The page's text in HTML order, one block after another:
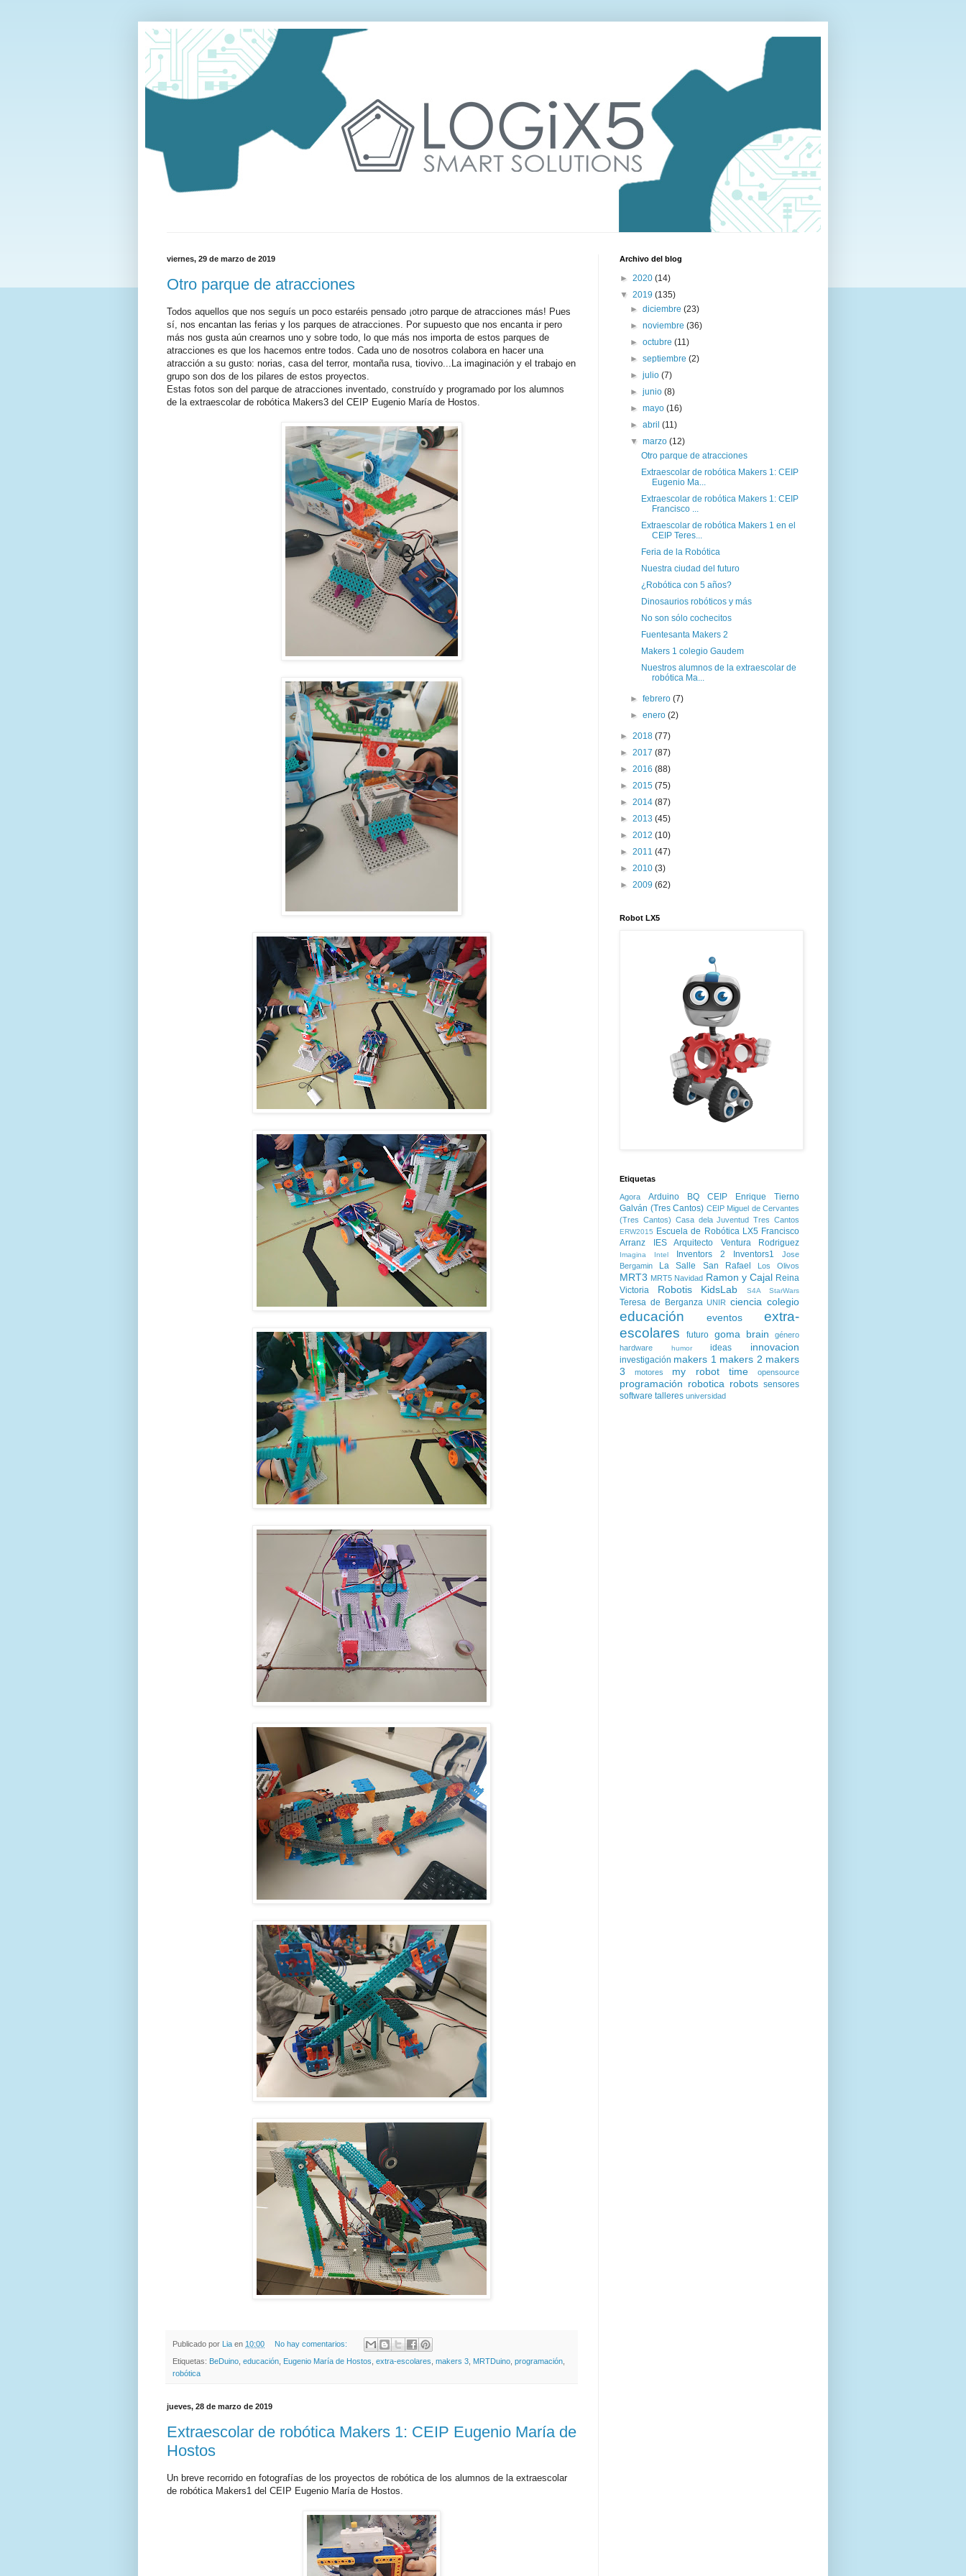
viernes, 29 de marzo de 2019
Otro parque de atracciones
Todos aquellos que nos seguís un poco estaréis pensado ¡otro parque de atracciones más! Pues
sí, nos encantan las ferias y los parques de atracciones. Por supuesto que nos encanta ir pero
más nos gusta aún crearnos uno y sobre todo, lo que más nos importa de estos parques de
atracciones es que los hacemos entre todos. Cada uno de nosotros colabora en hacer una
atracción a su gusto: norias, casa del terror, montaña rusa, tiovivo...La imaginación y el trabajo en
grupo son dos de los pilares de estos proyectos.
Estas fotos son del parque de atracciones inventado, construído y programado por los alumnos
de la extraescolar de robótica Makers3 del CEIP Eugenio María de Hostos.
Publicado por Lia en 10:00 No hay comentarios:
Etiquetas: BeDuino educación Eugenio María de Hostos extra-escolares makers 3 MRTDuino programación
robótica
jueves, 28 de marzo de 2019
Extraescolar de robótica Makers 1: CEIP Eugenio María de
Hostos
Un breve recorrido en fotografías de los proyectos de robótica de los alumnos de la extraescolar
de robótica Makers1 del CEIP Eugenio María de Hostos.
Archivo del blog
► 2020 (14)
▼ 2019 (135)
►diciembre(23)
►noviembre(36)
►octubre(11)
►septiembre(2)
►julio(7)
►junio(8)
►mayo(16)
►abril(11)
▼marzo(12)
Otro parque de atracciones
Extraescolar de robótica Makers 1: CEIP
Eugenio Ma...
Extraescolar de robótica Makers 1: CEIP
Francisco ...
Extraescolar de robótica Makers 1 en el
CEIP Teres...
Feria de la Robótica
Nuestra ciudad del futuro
¿Robótica con 5 años?
Dinosaurios robóticos y más
No son sólo cochecitos
Fuentesanta Makers 2
Makers 1 colegio Gaudem
Nuestros alumnos de la extraescolar de
robótica Ma...
►febrero(7)
►enero(2)
► 2018 (77)
► 2017 (87)
► 2016 (88)
► 2015 (75)
► 2014 (87)
► 2013 (45)
► 2012 (10)
► 2011 (47)
► 2010 (3)
► 2009 (62)
Robot LX5
Etiquetas
Agora Arduino BQ
CEIP Enrique Tierno
Galván (Tres Cantos) CEIP Miguel de Cervantes
(Tres Cantos) Casa dela Juventud Tres Cantos
ERW2015 Escuela de Robótica LX5 Francisco
Arranz
IES Arquitecto Ventura Rodriguez
Imagina Intel Inventors 2 Inventors1
Jose
Bergamin
La Salle San Rafael Los Olivos
MRT3 MRT5 Navidad Ramon y Cajal Reina
Victoria
Robotis KidsLab S4A StarWars
Teresa de Berganza UNIR ciencia colegio
educación eventos
extra-
escolares
futuro goma brain
género
hardware
humor ideas innovacion
investigación makers 1 makers 2 makers
3
motores my robot time opensource
programación robotica robots sensores
software talleres universidad